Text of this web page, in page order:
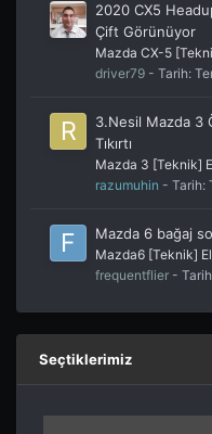
2020 CX5
Çift Görünüyor
Mazda CX-5
driver79 - Tarih:
3.Nesil Mazda 3
Tıkırtı
Mazda 3 [Teknik]
razumuhin - Tarih:
Mazda 6 bağaj
Mazda6 [Teknik]
frequentflier -
Seçtiklerimiz